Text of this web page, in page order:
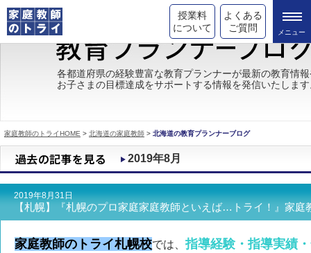
授業料
について
よくある
ご質問
トライの教育理念
成績が上がる理由
都道府県別情報
合格体験談
キャンペーン情報
各都道府県の経験豊富な教育プランナーが最新の教育情
お子さまの目標達成をサポートする情報を発信いたしま
家庭教師のトライHOME > 北海道の家庭教師 > 北海道の教育プランナーブログ
2019年8月
2019年8月31日
【札幌】『札幌のプロ家庭家庭教師といえば…トライ！』家庭
家庭教師のトライ札幌校では、指導経験・指導実績